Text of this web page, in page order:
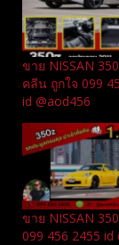
ขาย NISSAN
คลีน ถูกใจ 099
id @aod456
ขาย NISSAN
099 456 2455 id